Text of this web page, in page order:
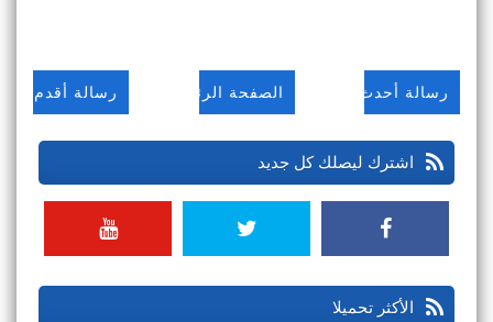
رسالة أحدث رسالة أقدم الصفحة الرئيسية
اشترك ليصلك كل جديد
الأكثر تحميلا